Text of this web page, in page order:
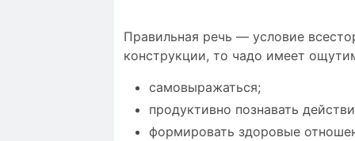
Правильная речь — условие
конструкции, то чадо имеет
самовыражаться;
продуктивно познавать
формировать здоровые